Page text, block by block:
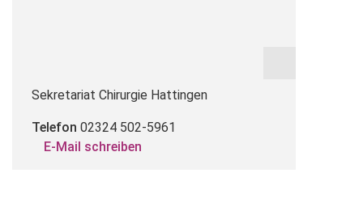
Sekretariat Chirurgie Hattingen
Telefon 02324 502-5961
E-Mail schreiben